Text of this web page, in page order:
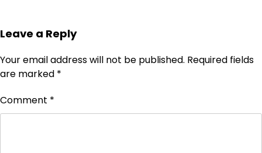
Leave a Reply
Your email address will not be published. Required fields
are marked *
Comment *